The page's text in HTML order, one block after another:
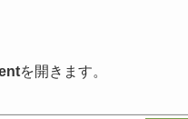
を開きます。